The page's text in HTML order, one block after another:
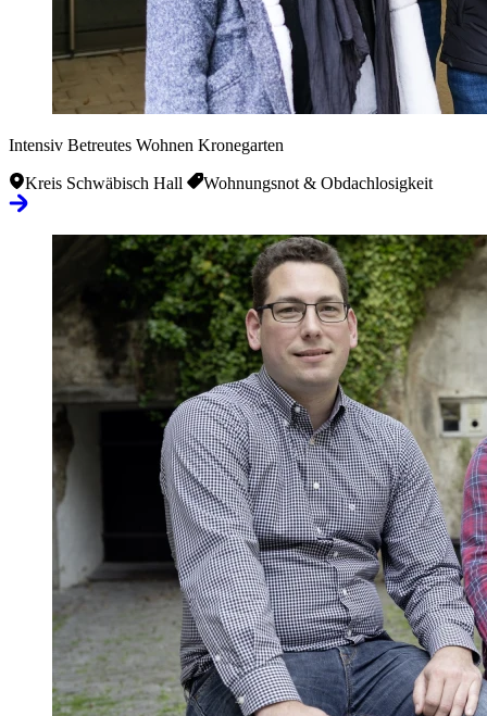
Intensiv Betreutes Wohnen Kronegarten
Kreis Schwäbisch Hall Wohnungsnot & Obdachlosigkeit